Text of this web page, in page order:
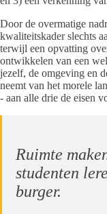
Door de overmatige
kwaliteitskader slechts
terwijl een opvatting
ontwikkelen van een
jezelf, de omgeving en
neemt van het morele
- aan alle drie de eisen
Ruimte
studenten
burger.